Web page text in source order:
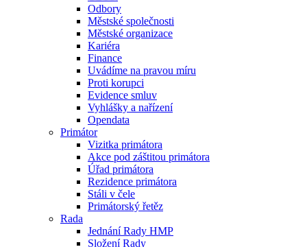
Odbory
Městské společnosti
Městské organizace
Kariéra
Finance
Uvádíme na pravou míru
Proti korupci
Evidence smluv
Vyhlášky a nařízení
Opendata
Primátor
Vizitka primátora
Akce pod záštitou primátora
Úřad primátora
Rezidence primátora
Stáli v čele
Primátorský řetěz
Rada
Jednání Rady HMP
Složení Rady